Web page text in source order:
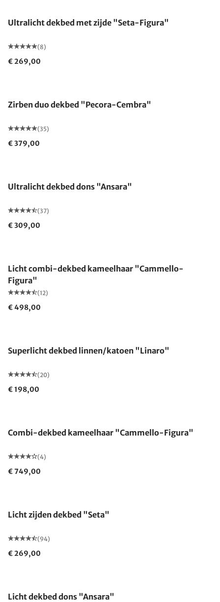
Ultralicht dekbed met zijde "Seta-Figura"
(8)
€ 269,00
Zirben duo dekbed "Pecora-Cembra"
(35)
€ 379,00
Ultralicht dekbed dons "Ansara"
(37)
€ 309,00
Licht combi-dekbed kameelhaar "Cammello-
Figura"
(12)
€ 498,00
Superlicht dekbed linnen/katoen "Linaro"
(20)
€ 198,00
Combi-dekbed kameelhaar "Cammello-Figura"
(4)
€ 749,00
Licht zijden dekbed "Seta"
(94)
€ 269,00
Licht dekbed dons "Ansara"